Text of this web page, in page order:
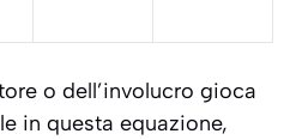
o dell’involucro gioca
in questa equazione,